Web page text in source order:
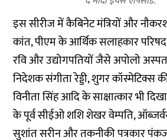
इस सीरीज में कैबिनेट मंत्रियों और
कांत, पीएम के आर्थिक सलाहकार
रवि और उद्योगपतियों जैसे अपोलो
निदेशक संगीता रेड्डी, शुगर कॉस्मेटिक्स
विनीता सिंह आदि के साक्षात्कार भी
के पूर्व सीईओ शशि शेखर वेम्पति,
सुशांत सरीन और तकनीकी पत्रकार